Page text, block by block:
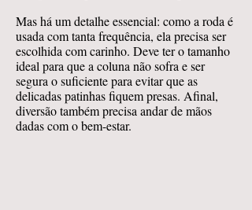
Mas há um detalhe essencial: como a roda é
usada com tanta frequência, ela precisa ser
escolhida com carinho. Deve ter o tamanho
ideal para que a coluna não sofra e ser
segura o suficiente para evitar que as
delicadas patinhas fiquem presas. Afinal,
diversão também precisa andar de mãos
dadas com o bem-estar.